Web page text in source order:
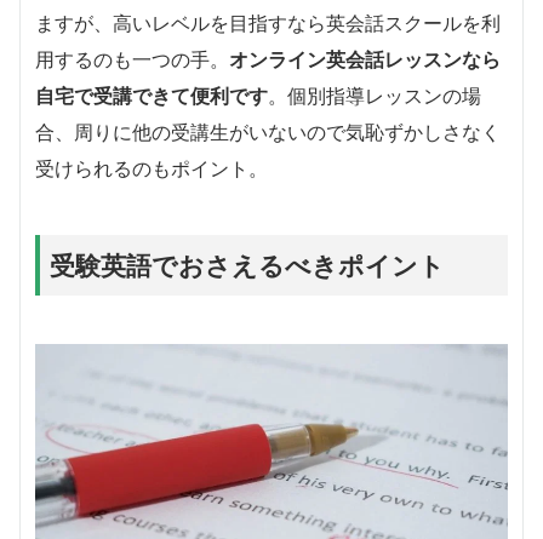
ますが、高いレベルを目指すなら英会話スクールを利
用するのも一つの手。 オンライン英会話レッスンなら
自宅で受講できて便利です。個別指導レッスンの場
合、周りに他の受講生がいないので気恥ずかしさなく
受けられるのもポイント。
受験英語でおさえるべきポイント